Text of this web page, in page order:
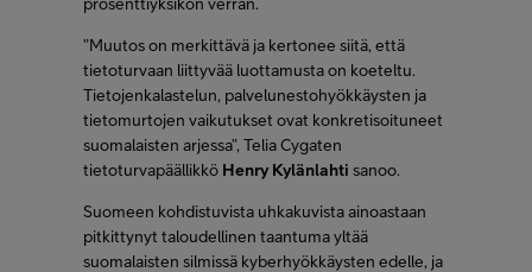
”Muutos on merkittävä ja kertonee siitä, että
tietoturvaan liittyvää luottamusta on koeteltu.
Tietojenkalastelun, palvelunestohyökkäysten ja
tietomurtojen vaikutukset ovat konkretisoituneet
suomalaisten arjessa”, Telia Cygaten
tietoturvapäällikkö Henry Kylänlahtisanoo.
Suomeen kohdistuvista uhkakuvista ainoastaan
pitkittynyt taloudellinen taantuma yltää
suomalaisten silmissä kyberhyökkäysten edelle, ja